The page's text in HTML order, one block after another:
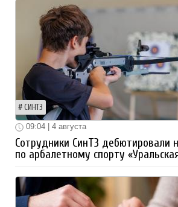
СИНТЗ
09:04 | 4 августа
Сотрудники СинТЗ дебютировали
по арбалетному спорту